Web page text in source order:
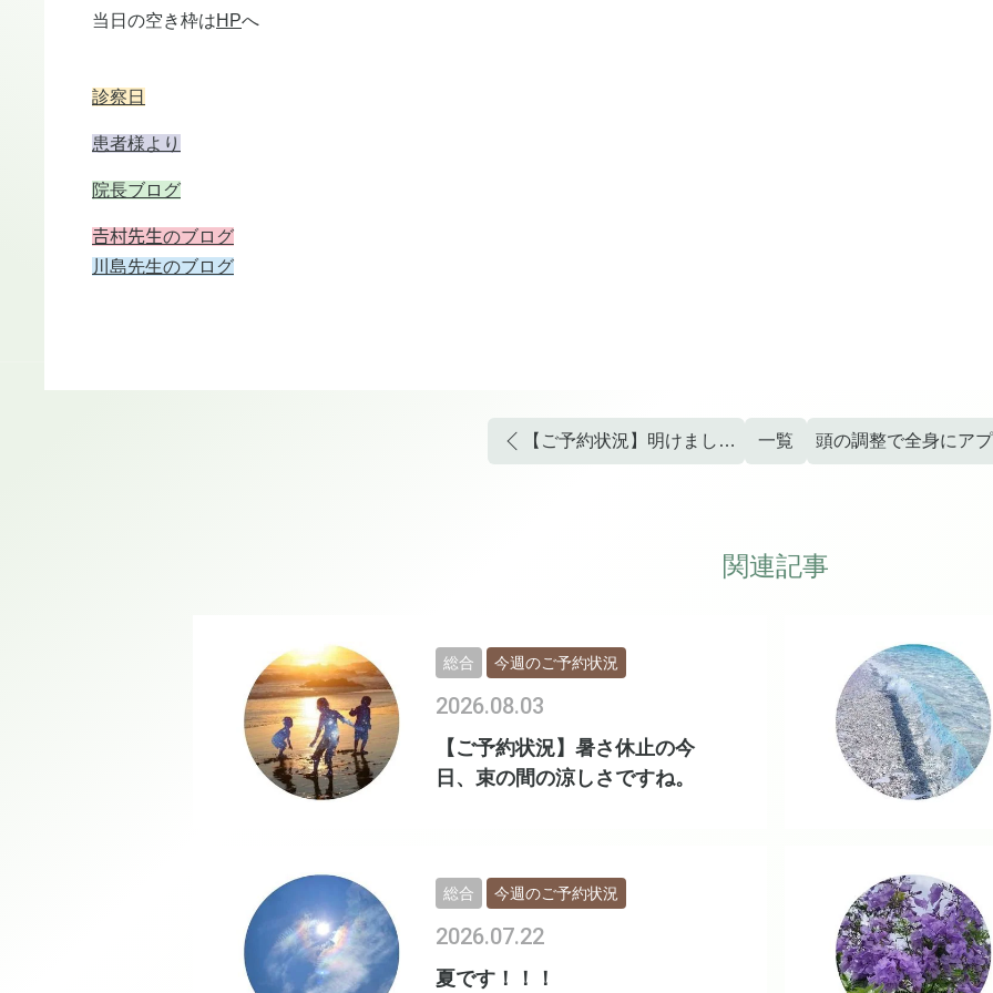
当日の空き枠はHPへ
診察日
患者様より
院長ブログ
𠮷村先生のブログ
川島先生のブログ
【ご予約状況】明けましておめでとうございます。 一覧
関連記事
【ご予約状況】暑さ休止の今
日、束の間の涼しさですね。
2026.08.03
総合 今週のご予約状況
夏です！！！
2026.07.22
総合 今週のご予約状況